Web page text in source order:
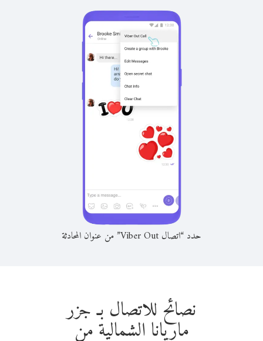
حدد “اتصال Viber Out” من عنوان المحادثة
نصائح للاتصال بـ جزر
ماريانا الشمالية من